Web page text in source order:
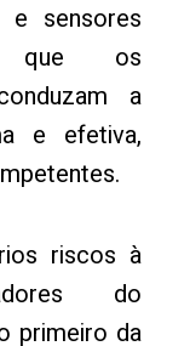
e sensores
que os
a
e efetiva,
riscos à
do
primeiro da